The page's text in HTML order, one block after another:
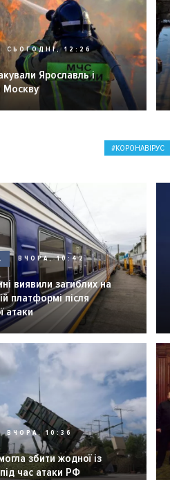
СЬОГОДНІ, 12:26
Ярославль і
Москву
КОРОНАВІРУС
ВЧОРА, 10:42
виявили загиблих на
платформі після
атаки
ВЧОРА, 10:36
збити жодної із
час атаки РФ